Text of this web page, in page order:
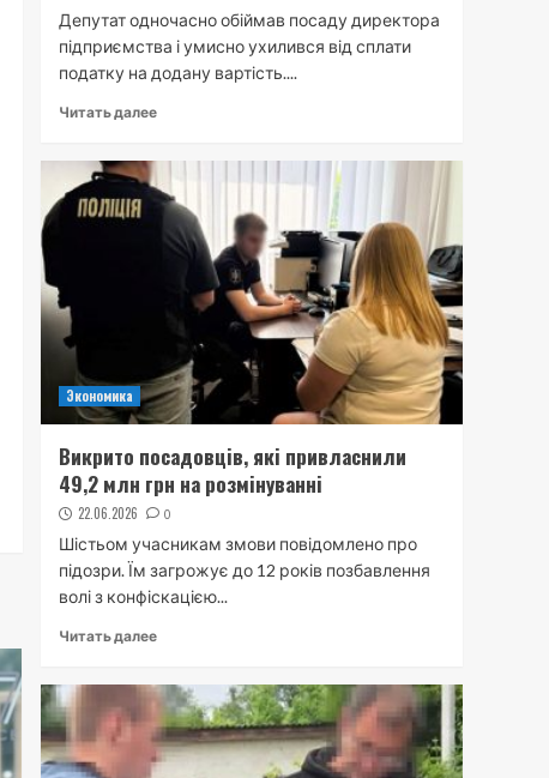
Депутат одночасно обіймав посаду директора
підприємства і умисно ухилився від сплати
податку на додану вартість....
Читать далее
Экономика
Викрито посадовців, які привласнили
49,2 млн грн на розмінуванні
22.06.2026 0
Шістьом учасникам змови повідомлено про
підозри. Їм загрожує до 12 років позбавлення
волі з конфіскацією...
Читать далее